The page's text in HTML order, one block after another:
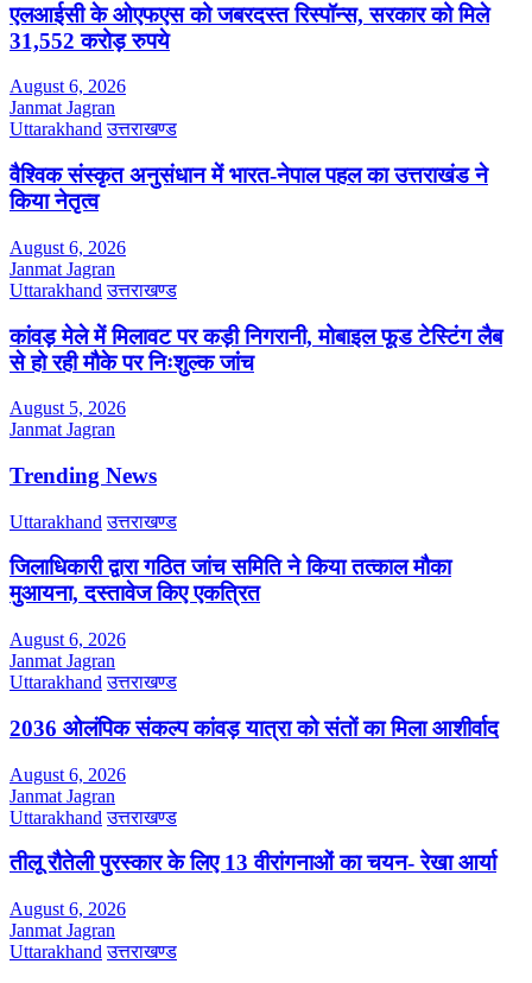
एलआईसी के ओएफएस को जबरदस्त रिस्पॉन्स, सरकार को मिले
31,552 करोड़ रुपये
August 6, 2026
Janmat Jagran
Uttarakhand उत्तराखण्ड
वैश्विक संस्कृत अनुसंधान में भारत-नेपाल पहल का उत्तराखंड ने
किया नेतृत्व
August 6, 2026
Janmat Jagran
Uttarakhand उत्तराखण्ड
कांवड़ मेले में मिलावट पर कड़ी निगरानी, मोबाइल फूड टेस्टिंग लैब
से हो रही मौके पर निःशुल्क जांच
August 5, 2026
Janmat Jagran
Trending News
Uttarakhand उत्तराखण्ड
जिलाधिकारी द्वारा गठित जांच समिति ने किया तत्काल मौका
मुआयना, दस्तावेज किए एकत्रित
August 6, 2026
Janmat Jagran
Uttarakhand उत्तराखण्ड
2036 ओलंपिक संकल्प कांवड़ यात्रा को संतों का मिला आशीर्वाद
August 6, 2026
Janmat Jagran
Uttarakhand उत्तराखण्ड
तीलू रौतेली पुरस्कार के लिए 13 वीरांगनाओं का चयन- रेखा आर्या
August 6, 2026
Janmat Jagran
Uttarakhand उत्तराखण्ड